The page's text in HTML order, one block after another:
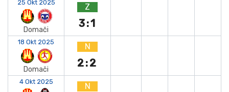
25 Okt 2025
Domači
Z
3:1
18 Okt 2025
Domači
N
2:2
4 Okt 2025 N